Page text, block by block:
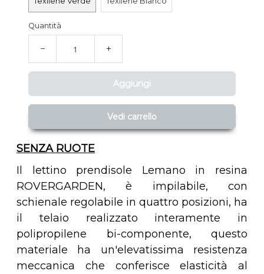
Quantità
− +
Aggiungi
Vedi carrello
SENZA RUOTE
Il lettino prendisole Lemano in resina
ROVERGARDEN, è impilabile, con
schienale regolabile in quattro posizioni, ha
il telaio realizzato interamente in
polipropilene bi-componente, questo
materiale ha un'elevatissima resistenza
meccanica che conferisce elasticità al